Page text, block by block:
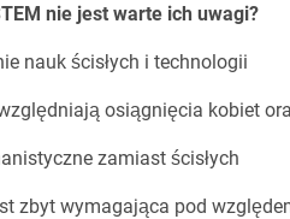
nie jest warte ich uwagi?
nauk ścisłych i technologii
osiągnięcia kobiet
zamiast ścisłych
zbyt wymagająca pod